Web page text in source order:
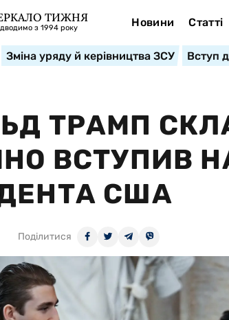
ТИЖНЯ
з 1994 року Новини Статті
Зміна уряду й керівництва ЗСУ Вступ
ТРАМП
ВСТУПИВ
США
Поділитися